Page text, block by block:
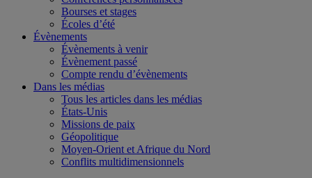
Bourses et stages
Écoles d’été
Évènements
Évènements à venir
Évènement passé
Compte rendu d’évènements
Dans les médias
Tous les articles dans les médias
États-Unis
Missions de paix
Géopolitique
Moyen-Orient et Afrique du Nord
Conflits multidimensionnels